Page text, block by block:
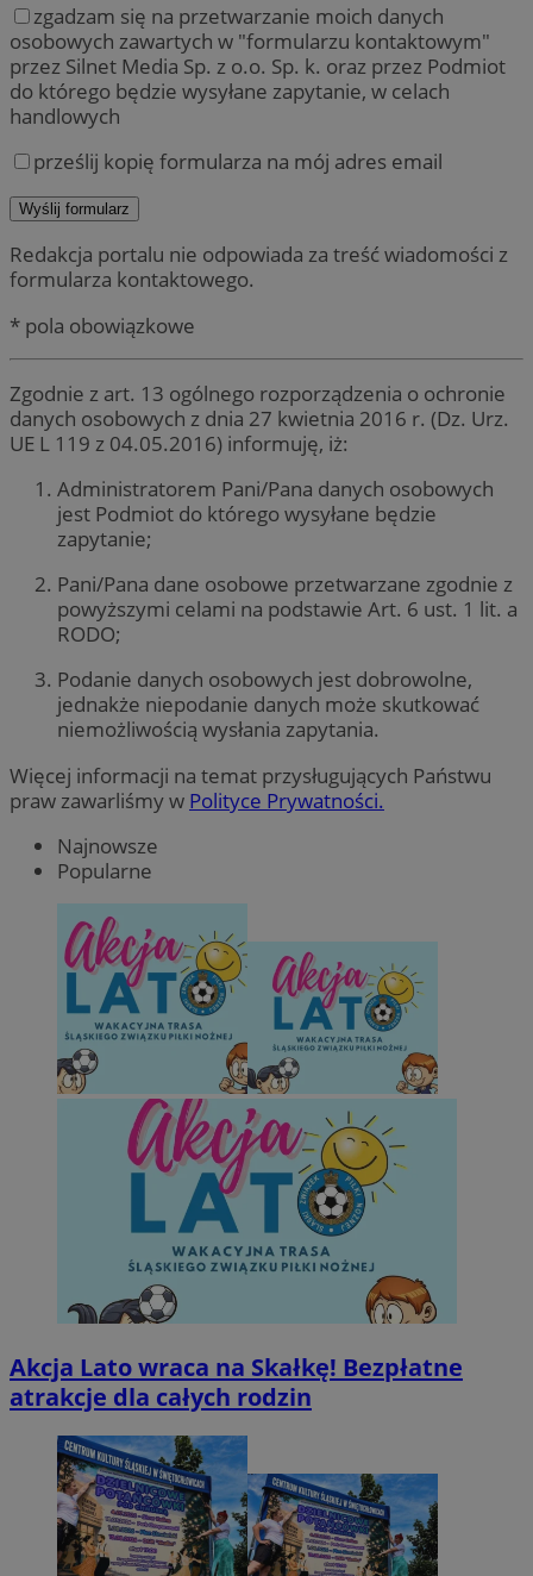
zgadzam się na przetwarzanie moich danych
osobowych zawartych w "formularzu kontaktowym"
przez Silnet Media Sp. z o.o. Sp. k. oraz przez Podmiot
do którego będzie wysyłane zapytanie, w celach
handlowych
prześlij kopię formularza na mój adres email
Redakcja portalu nie odpowiada za treść wiadomości z
formularza kontaktowego.
* pola obowiązkowe
Zgodnie z art. 13 ogólnego rozporządzenia o ochronie
danych osobowych z dnia 27 kwietnia 2016 r. (Dz. Urz.
UE L 119 z 04.05.2016) informuję, iż:
Administratorem Pani/Pana danych osobowych
jest Podmiot do którego wysyłane będzie
zapytanie;
Pani/Pana dane osobowe przetwarzane zgodnie z
powyższymi celami na podstawie Art. 6 ust. 1 lit. a
RODO;
Podanie danych osobowych jest dobrowolne,
jednakże niepodanie danych może skutkować
niemożliwością wysłania zapytania.
Więcej informacji na temat przysługujących Państwu
praw zawarliśmy w Polityce Prywatności.
Najnowsze
Popularne
Akcja Lato wraca na Skałkę! Bezpłatne
atrakcje dla całych rodzin